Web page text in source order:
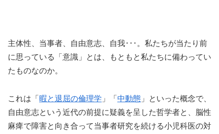
主体性、当事者、自由意志、自我･･･。私たちが当たり前
に思っている「意識」とは、もともと私たちに備わってい
たものなのか。
これは「 暇と退屈の倫理学 」「 中動態 」といった概念で、
自由意志という近代の前提に疑義を呈した哲学者と、脳性
麻痺で障害と向き合って当事者研究を続ける小児科医の対